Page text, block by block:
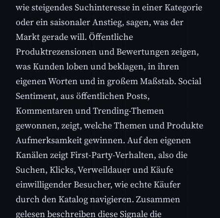
wie steigendes Suchinteresse in einer Kategorie
oder ein saisonaler Anstieg, sagen, was der
Markt gerade will. Öffentliche
Produktrezensionen und Bewertungen zeigen,
was Kunden loben und beklagen, in ihren
eigenen Worten und in großem Maßstab. Social
Sentiment, aus öffentlichen Posts,
Kommentaren und Trending-Themen
gewonnen, zeigt, welche Themen und Produkte
Aufmerksamkeit gewinnen. Auf den eigenen
Kanälen zeigt First-Party-Verhalten, also die
Suchen, Klicks, Verweildauer und Käufe
einwilligender Besucher, wie echte Käufer
durch den Katalog navigieren. Zusammen
gelesen beschreiben diese Signale die